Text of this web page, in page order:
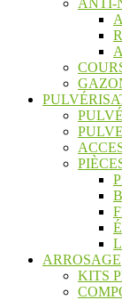
ARROSAGE
KITS